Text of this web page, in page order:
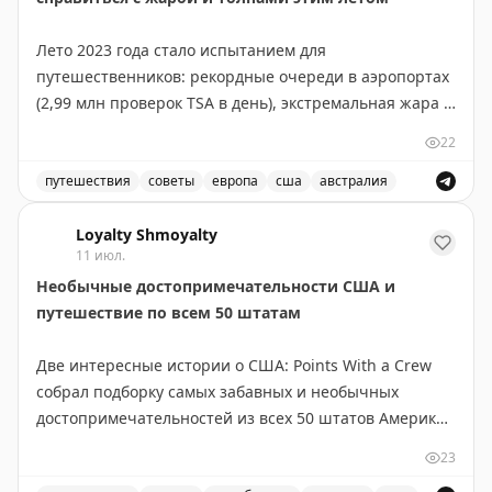
Лето 2023 года стало испытанием для
путешественников: рекордные очереди в аэропортах
(2,99 млн проверок TSA в день), экстремальная жара в
крупные города. Команда The Points Guy поделилась
проверенными лайфхаками для комфортного
путешествия. Главное — гидратация: берите с собой
складную бутылку для воды и электролитные пакеты.
Не забывайте пить воду за часы до полета. Проверьте
бонусы своих кредитных карт: доступ в лаунжи
American Express Platinum дает спасение от жары и
батарейках и охлаждающая маска для мигреней —
неожиданные, но эффективные помощники. Перед
бронированием отеля обязательно проверьте
22
путешествия советы европа сша австралия
Loyalty Shmoyalty
11 июл.
Необычные достопримечательности США и
путешествие по всем 50 штатам
Две интересные истории о США: Points With a Crew
собрал подборку самых забавных и необычных
достопримечательностей из всех 50 штатов Америки.
23